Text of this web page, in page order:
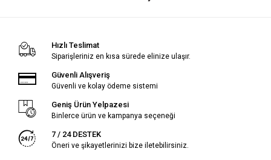
Hızlı Teslimat
Siparişleriniz en kısa sürede elinize ulaşır.
Güvenli Alışveriş
Güvenli ve kolay ödeme sistemi
Geniş Ürün Yelpazesi
Binlerce ürün ve kampanya seçeneği
7 / 24 DESTEK
Öneri ve şikayetlerinizi bize iletebilirsiniz.